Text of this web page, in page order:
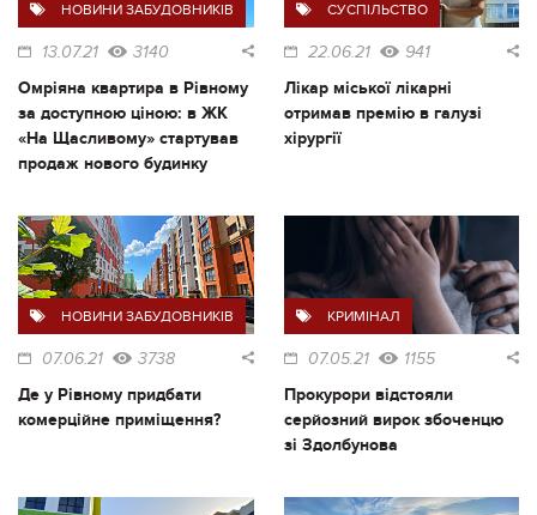
НОВИНИ ЗАБУДОВНИКІВ
13.07.21 3140
Омріяна квартира в Рівному
за доступною ціною: в ЖК
«На Щасливому» стартував
продаж нового будинку
СУСПІЛЬСТВО
22.06.21 941
Лікар міської лікарні
отримав премію в галузі
хірургії
НОВИНИ ЗАБУДОВНИКІВ
07.06.21 3738
Де у Рівному придбати
комерційне приміщення?
КРИМІНАЛ
07.05.21 1155
Прокурори відстояли
серйозний вирок збоченцю
зі Здолбунова